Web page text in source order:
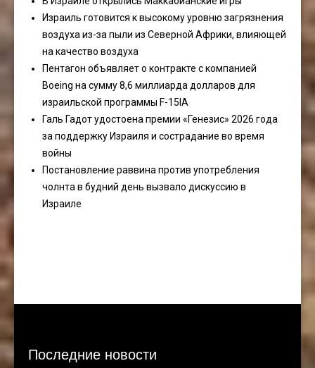
Израиль готовится к высокому уровню загрязнения
воздуха из-за пыли из Северной Африки, влияющей
на качество воздуха
Пентагон объявляет о контракте с компанией
Boeing на сумму 8,6 миллиарда долларов для
израильской программы F-15IA
Галь Гадот удостоена премии «Генезис» 2026 года
за поддержку Израиля и сострадание во время
войны
Постановление раввина против употребления
чолнта в будний день вызвало дискуссию в
Израиле
Последние новости